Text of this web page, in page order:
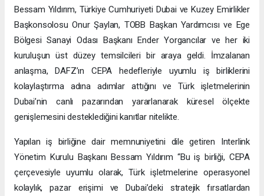
Bessam Yıldırım, Türkiye Cumhuriyeti Dubai ve Kuzey Emirlikler
Başkonsolosu Onur Şaylan, TOBB Başkan Yardımcısı ve Ege
Bölgesi Sanayi Odası Başkanı Ender Yorgancılar ve her iki
kuruluşun üst düzey temsilcileri bir araya geldi. İmzalanan
anlaşma, DAFZ’ın CEPA hedefleriyle uyumlu iş birliklerini
kolaylaştırma adına adımlar attığını ve Türk işletmelerinin
Dubai’nin canlı pazarından yararlanarak küresel ölçekte
genişlemesini desteklediğini kanıtlar nitelikte.
Yapılan iş birliğine dair memnuniyetini dile getiren Interlink
Yönetim Kurulu Başkanı Bessam Yıldırım “Bu iş birliği, CEPA
çerçevesiyle uyumlu olarak, Türk işletmelerine operasyonel
kolaylık, pazar erişimi ve Dubai’deki stratejik fırsatlardan